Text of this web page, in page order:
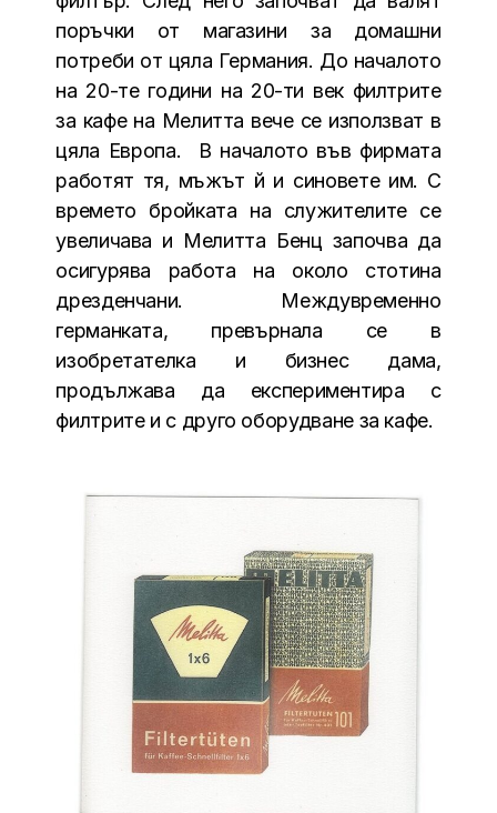
поръчки от магазини за домашни
потреби от цяла Германия. До началото
на 20-те години на 20-ти век филтрите
за кафе на Мелитта вече се използват в
цяла Европа. В началото във фирмата
работят тя, мъжът й и синовете им. С
времето бройката на служителите се
увеличава и Мелитта Бенц започва да
осигурява работа на около стотина
дрезденчани. Междувременно
германката, превърнала се в
изобретателка и бизнес дама,
продължава да експериментира с
филтрите и с друго оборудване за кафе.